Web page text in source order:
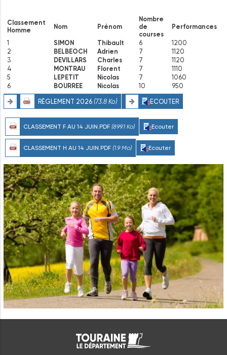
Classement
Homme
Nom Prénom
Nombre
de
courses
Performances
1 SIMON Thibault 6
1200
2
BELBEOCH Adrien 7
1120
3
DEVILLARS Charles 7
1120
4
MONTRAU Florent 7
1110
5
LEPETIT Nicolas 7
1060
6
BOURREE Nicolas 10 950
RÈGLEMENT 2026 (73.8 Ko) ECOUTER
CLASSEMENT F AU 14 JUIN.PDF (899.1 Ko) Ecouter
CLASSEMENT H AU 14 JUIN.PDF (1.9 Mo) Ecouter